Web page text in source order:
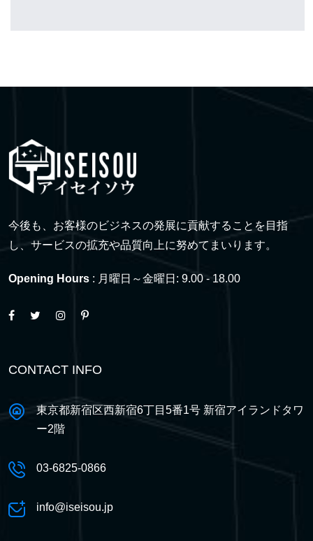
今後も、お客様のビジネスの発展に貢献することを目指
し、サービスの拡充や品質向上に努めてまいります。
Opening Hours : 月曜日～金曜日: 9.00 - 18.00
CONTACT INFO
東京都新宿区西新宿6丁目5番1号 新宿アイランドタワ
ー2階
03-6825-0866
info@iseisou.jp